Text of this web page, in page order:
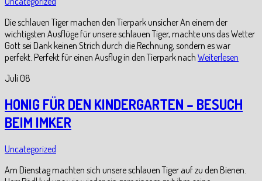
Die schlauen Tiger machen den Tierpark unsicher An einem der
wichtigsten Ausflüge für unsere schlauen Tiger, machte uns das Wetter
Gott sei Dank keinen Strich durch die Rechnung, sondern es war
perfekt. Perfekt für einen Ausflug in den Tierpark nach Weiterlesen
Juli 08
HONIG FÜR DEN KINDERGARTEN – BESUCH
BEIM IMKER
Uncategorized
Am Dienstag machten sich unsere schlauen Tiger auf zu den Bienen.